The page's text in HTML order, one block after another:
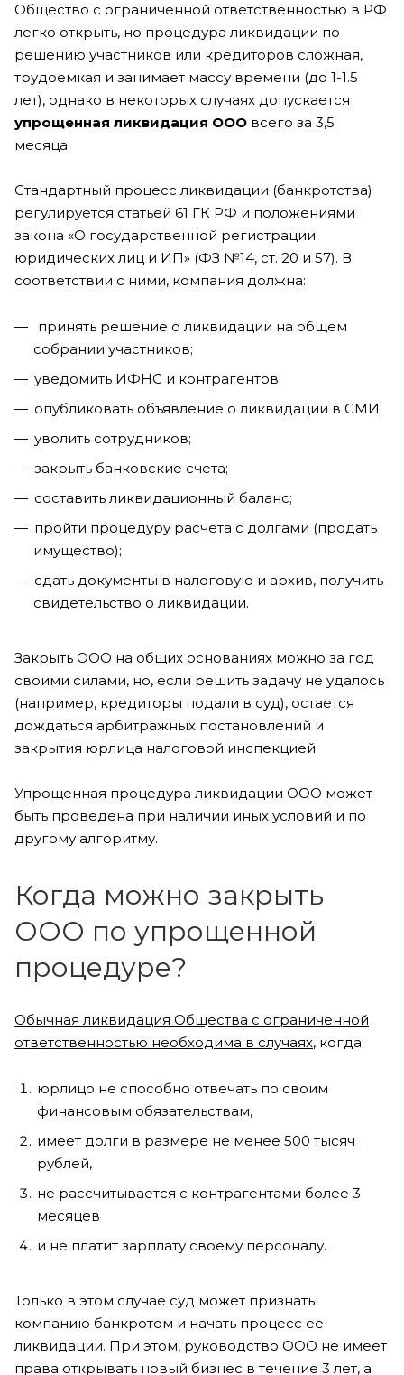
Общество с ограниченной ответственностью в РФ
легко открыть, но процедура ликвидации по
решению участников или кредиторов сложная,
трудоемкая и занимает массу времени (до 1-1.5
лет), однако в некоторых случаях допускается
упрощенная ликвидация ООО всего за 3,5
месяца.
Стандартный процесс ликвидации (банкротства)
регулируется статьей 61 ГК РФ и положениями
закона «О государственной регистрации
юридических лиц и ИП» (ФЗ №14, ст. 20 и 57). В
соответствии с ними, компания должна:
принять решение о ликвидации на общем
собрании участников;
уведомить ИФНС и контрагентов;
опубликовать объявление о ликвидации в СМИ;
уволить сотрудников;
закрыть банковские счета;
составить ликвидационный баланс;
пройти процедуру расчета с долгами (продать
имущество);
сдать документы в налоговую и архив, получить
свидетельство о ликвидации.
Закрыть ООО на общих основаниях можно за год
своими силами, но, если решить задачу не удалось
(например, кредиторы подали в суд), остается
дождаться арбитражных постановлений и
закрытия юрлица налоговой инспекцией.
Упрощенная процедура ликвидации ООО может
быть проведена при наличии иных условий и по
другому алгоритму.
Когда можно закрыть
ООО по упрощенной
процедуре?
Обычная ликвидация Общества с ограниченной
ответственностью необходима в случаях, когда:
юрлицо не способно отвечать по своим
финансовым обязательствам,
имеет долги в размере не менее 500 тысяч
рублей,
не рассчитывается с контрагентами более 3
месяцев
и не платит зарплату своему персоналу.
Только в этом случае суд может признать
компанию банкротом и начать процесс ее
ликвидации. При этом, руководство ООО не имеет
права открывать новый бизнес в течение 3 лет, а